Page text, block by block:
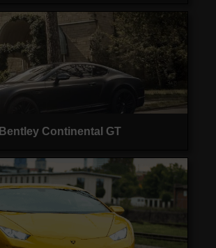
Bentley Continental GT